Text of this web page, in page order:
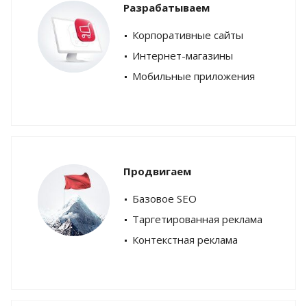
Разрабатываем
Корпоративные сайты
Интернет-магазины
Мобильные приложения
Продвигаем
Базовое SEO
Таргетированная реклама
Контекстная реклама